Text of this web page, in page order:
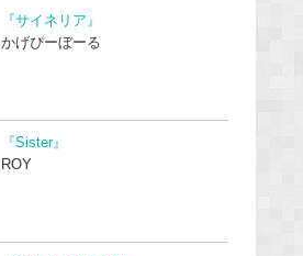
『サイネリア』
かげぴーぼーる
『Sister』
ROY